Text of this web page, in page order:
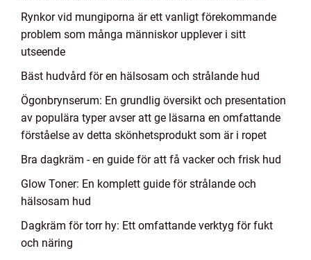
Rynkor vid mungiporna är ett vanligt förekommande
problem som många människor upplever i sitt
utseende
Bäst hudvård för en hälsosam och strålande hud
Ögonbrynserum: En grundlig översikt och presentation
av populära typer avser att ge läsarna en omfattande
förståelse av detta skönhetsprodukt som är i ropet
Bra dagkräm - en guide för att få vacker och frisk hud
Glow Toner: En komplett guide för strålande och
hälsosam hud
Dagkräm för torr hy: Ett omfattande verktyg för fukt
och näring